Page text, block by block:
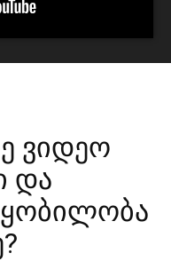
ვიდეო
და